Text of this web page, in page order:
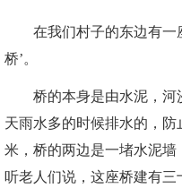
在我们村子的东边有一座
桥’。
桥的本身是由水泥，河沙
天雨水多的时候排水的，
米，桥的两边是一堵水泥墙
听老人们说，这座桥建有三